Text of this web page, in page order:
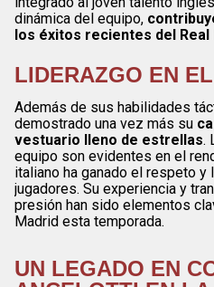
dinámica del equipo,
los éxitos recientes del Real
LIDERAZGO EN
Además de sus habilidades
demostrado una vez más su
vestuario lleno de estrellas.
equipo son evidentes en el
italiano ha ganado el respeto y
jugadores. Su experiencia y
presión han sido elementos
Madrid esta temporada.
UN LEGADO EN